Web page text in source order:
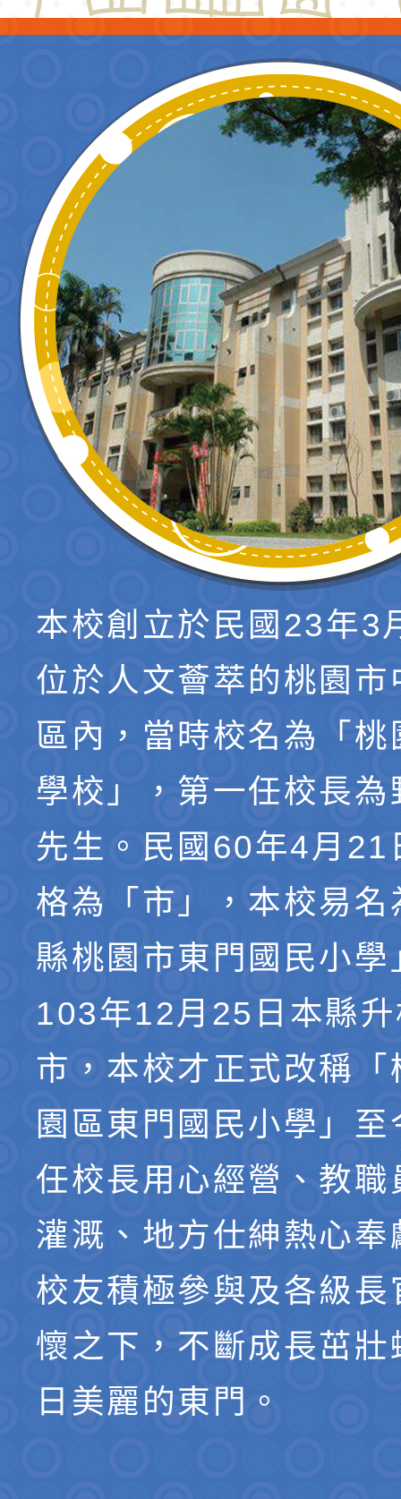
本校創立於民國23年3
位於人文薈萃的桃園市
區內，當時校名為「桃
學校」，第一任校長為
先生。民國60年4月21
格為「市」，本校易名
縣桃園市東門國民小學
103年12月25日本縣
市，本校才正式改稱「
園區東門國民小學」
任校長用心經營、教職
灌溉、地方仕紳熱心奉
校友積極參與及各級長
懷之下，不斷成長茁壯
日美麗的東門。